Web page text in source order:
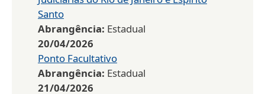
Santo
Abrangência: Estadual
20/04/2026
Ponto Facultativo
Abrangência: Estadual
21/04/2026